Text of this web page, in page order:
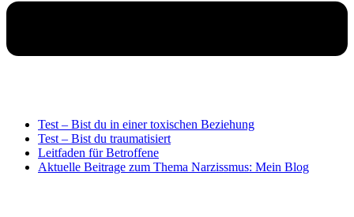
Test – Bist du in einer toxischen Beziehung
Test – Bist du traumatisiert
Leitfaden für Betroffene
Aktuelle Beitrage zum Thema Narzissmus: Mein Blog